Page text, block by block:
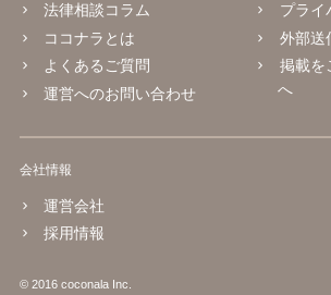
法律相談コラム
ココナラとは
よくあるご質問
運営へのお問い合わせ
プライ
外部送
掲載を
へ
会社情報
運営会社
採用情報
© 2016 coconala Inc.